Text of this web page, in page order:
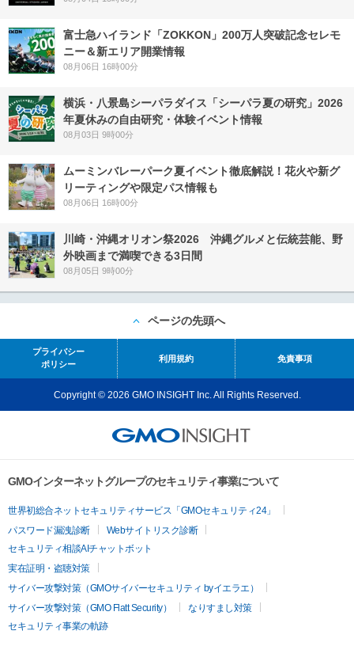
富士急ハイランド「ZOKKON」200万人突破記念セレモ
ニー＆新エリア開業情報
08月06日 16時00分
横浜・八景島シーパラダイス「シーパラ夏の研究」2026
年夏休みの自由研究・体験イベント情報
08月03日 9時00分
ムーミンバレーパーク夏イベント徹底解説！花火や新グ
リーティングや限定パス情報も
08月06日 16時00分
川崎・沖縄オリオン祭2026 沖縄グルメと伝統芸能、野
外映画まで満喫できる3日間
08月05日 9時00分
ページの先頭へ
プライバシー
ポリシー
利用規約 免責事項
Copyright © 2026 GMO INSIGHT Inc. All Rights Reserved.
GMOインターネットグループのセキュリティ事業について
世界初総合ネットセキュリティサービス「GMOセキュリティ24」
パスワード漏洩診断
Webサイトリスク診断
セキュリティ相談AIチャットボット
実在証明・盗聴対策
サイバー攻撃対策（GMOサイバーセキュリティ byイエラエ）
サイバー攻撃対策（GMO Flatt Security）
なりすまし対策
セキュリティ事業の軌跡